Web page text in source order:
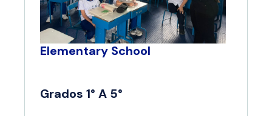
Elementary School
Grados 1° A 5°